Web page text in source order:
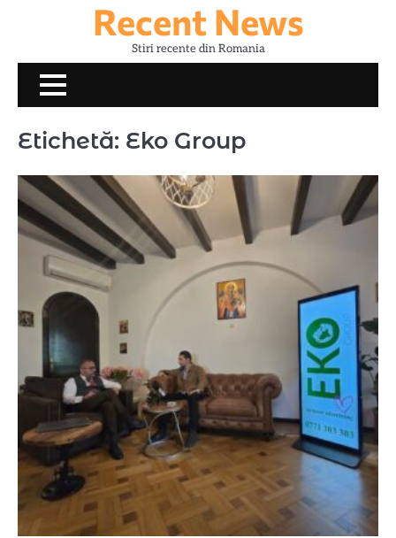
Recent News
Stiri recente din Romania
Etichetă: Eko Group